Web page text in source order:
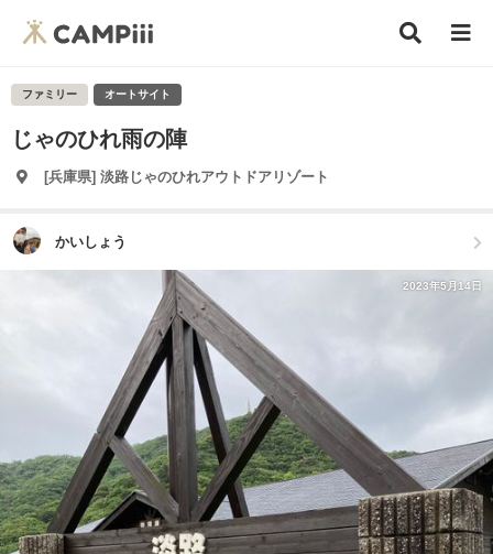
ファミリー オートサイト
じゃのひれ雨の陣
[兵庫県] 淡路じゃのひれアウトドアリゾート
かいしょう
2023年5月14日